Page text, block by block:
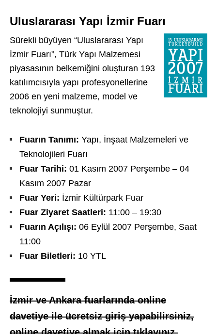
Uluslararası Yapı İzmir Fuarı
Sürekli büyüyen “Uluslararası Yapı
İzmir Fuarı”, Türk Yapı Malzemesi
piyasasının belkemiğini oluşturan 193
katılımcısıyla yapı profesyonellerine
2006 en yeni malzeme, model ve
teknolojiyi sunmuştur.
Fuarın Tanımı: Yapı, İnşaat Malzemeleri ve
Teknolojileri Fuarı
Fuar Tarihi: 01 Kasım 2007 Perşembe – 04
Kasım 2007 Pazar
Fuar Yeri: İzmir Kültürpark Fuar
Fuar Ziyaret Saatleri: 11:00 – 19:30
Fuarın Açılışı: 06 Eylül 2007 Perşembe, Saat
11:00
Fuar Biletleri: 10 YTL
İzmir ve Ankara fuarlarında online
davetiye ile ücretsiz giriş yapabilirsiniz,